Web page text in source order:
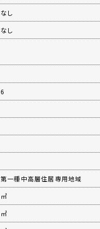
なし
なし
6
第一種中高層住居専用地域
㎡
㎡